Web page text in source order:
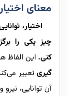
معنای اختیار
اختیار،
چیز یکی را
کنی. این الفاظ
گیریتعبیر
آن توانایی،